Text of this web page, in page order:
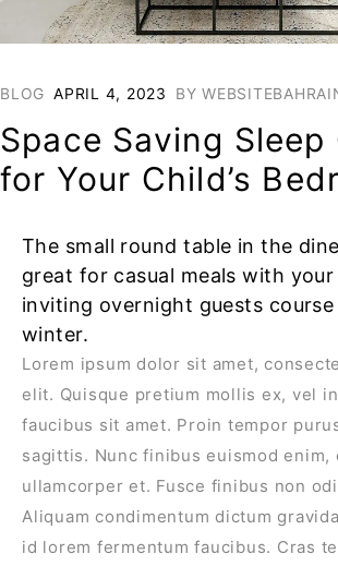
BLOG APRIL 4, 2023 BY
Space Saving
for Your Child’s
The small round table in the
great for casual meals with
inviting overnight guests
winter.
Lorem ipsum dolor sit amet,
elit. Quisque pretium mollis ex, vel
faucibus sit amet. Proin tempor
sagittis. Nunc finibus euismod enim,
ullamcorper et. Fusce finibus non
Aliquam condimentum dictum
id lorem fermentum faucibus. Cras